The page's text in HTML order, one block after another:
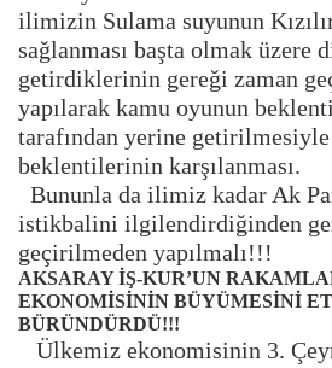
ilimizin Sulama suyunun
sağlanması başta olmak üzere
getirdiklerinin gereği zaman
yapılarak kamu oyunun
tarafından yerine
beklentilerinin karşılanması.
Bununla da ilimiz kadar Ak
istikbalini ilgilendirdiğinden
geçirilmeden yapılmalı!!!
AKSARAY İŞ-KUR’UN
EKONOMİSİNİN BÜYÜMESİNİ
BÜRÜNDÜRDÜ!!!
Ülkemiz ekonomisinin 3.